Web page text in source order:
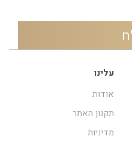
עלינו
אודות
תקנון האתר
מדיניות